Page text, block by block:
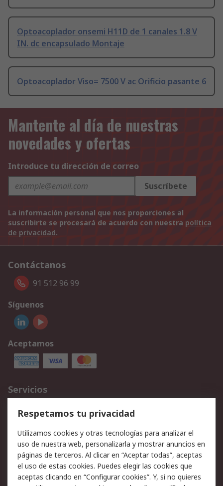
Optoacoplador onsemi H11D de 1 canales 1.8 V
IN. dc encapsulado Montaje
Optoacoplador Viso= 7500 V ac Orificio pasante 6
Mantente al día de nuestras
novedades y ofertas
Introduce tu dirección de correo
Suscríbete
La información personal que nos proporciones al
suscribirte se procesará de acuerdo con nuestra política
de privacidad.
Contáctanos
91 512 96 99
Síguenos
Aceptamos
Servicios
Cómo realizar pedidos
Devoluciones
Facturación y pago
Ofertas
Soporte técnico
Legal
Aviso legal Política de privacidad -
Respetamos tu privacidad
Utilizamos cookies y otras tecnologías para analizar el
uso de nuestra web, personalizarla y mostrar anuncios en
páginas de terceros. Al clicar en “Aceptar todas”, aceptas
el uso de estas cookies. Puedes elegir las cookies que
aceptas clicando en “Configurar cookies”. Y, si no quieres